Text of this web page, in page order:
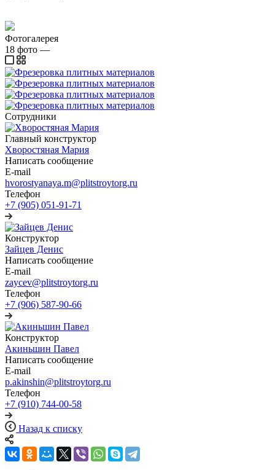
Фотогалерея
18 фото —
Сотрудники
Главный конструктор
Хворостяная Мария
Написать сообщение
E-mail
hvorostyanaya.m@plitstroytorg.ru
Телефон
+7 (905) 051-91-71
Конструктор
Зайцев Денис
Написать сообщение
E-mail
zaycev@plitstroytorg.ru
Телефон
+7 (906) 587-90-66
Конструктор
Акиньшин Павел
Написать сообщение
E-mail
p.akinshin@plitstroytorg.ru
Телефон
+7 (910) 744-00-58
Назад к списку